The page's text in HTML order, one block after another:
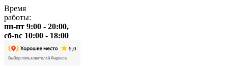
Время
работы:
пн-пт 9:00 - 20:00,
сб-вс 10:00 - 18:00